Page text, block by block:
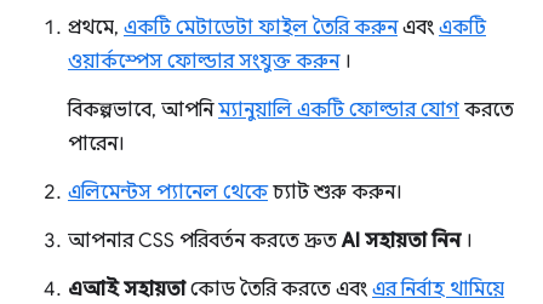
প্রথমে, একটি মেটাডেটা ফাইল তৈরি করুনএবং একটি
ওয়ার্কস্পেস ফোল্ডার সংযুক্ত করুন।
বিকল্পভাবে, আপনিম্যানুয়ালি একটি ফোল্ডার যোগ করতে
পারেন।
এলিমেন্টস প্যানেল থেকেচ্যাট শুরু করুন।
আপনার CSS পরিবর্তন করতে দ্রুতAI সহায়তা নিন।
এআই সহায়তাকোড তৈরি করতে এবং এর নির্বাহ থামিয়ে